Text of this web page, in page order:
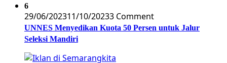
6
29/06/202311/10/20233 Comment
UNNES Menyedikan Kuota 50 Persen untuk Jalur
Seleksi Mandiri